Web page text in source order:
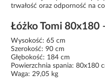
trwałość oraz odporność na
Łóżko Tomi 80x180
Wysokość: 65 cm
Szerokość: 90 cm
Głębokość: 184 cm
Powierzchnia spania: 80x180
Waga: 29,05 kg